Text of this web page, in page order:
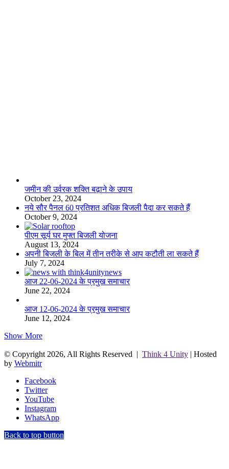
जमीन की उर्वरक शक्ति बढ़ाने के उपाय
October 23, 2024
नये सौर पैनल 60 प्रतिशत अधिक बिजली पैदा कर सकते हैं
October 9, 2024
पीएम सूर्य घर मुफ्त बिजली योजना
August 13, 2024
अपनी बिजली के बिल में तीन तरीके से आप कटौती ला सकते हैं
July 7, 2024
आज 22-06-2024 के प्रमुख समाचार
June 22, 2024
आज 12-06-2024 के प्रमुख समाचार
June 12, 2024
Show More
© Copyright 2026, All Rights Reserved | Think 4 Unity | Hosted
by Webmitr
Facebook
Twitter
YouTube
Instagram
WhatsApp
Back to top button